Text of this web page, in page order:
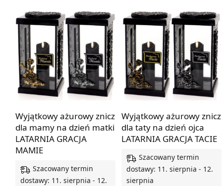
Wyjątkowy ażurowy znicz
dla mamy na dzień matki
LATARNIA GRACJA
MAMIE
Szacowany termin
dostawy: 11. sierpnia - 12.
Wyjątkowy ażurowy znicz
dla taty na dzień ojca
LATARNIA GRACJA TACIE
Szacowany termin
dostawy: 11. sierpnia - 12.
sierpnia